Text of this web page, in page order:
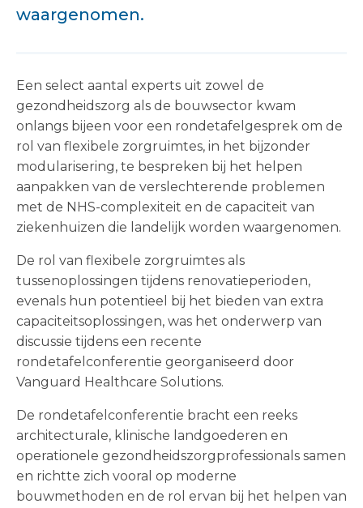
waargenomen.
Een select aantal experts uit zowel de
gezondheidszorg als de bouwsector kwam
onlangs bijeen voor een rondetafelgesprek om de
rol van flexibele zorgruimtes, in het bijzonder
modularisering, te bespreken bij het helpen
aanpakken van de verslechterende problemen
met de NHS-complexiteit en de capaciteit van
ziekenhuizen die landelijk worden waargenomen.
De rol van flexibele zorgruimtes als
tussenoplossingen tijdens renovatieperioden,
evenals hun potentieel bij het bieden van extra
capaciteitsoplossingen, was het onderwerp van
discussie tijdens een recente
rondetafelconferentie georganiseerd door
Vanguard Healthcare Solutions.
De rondetafelconferentie bracht een reeks
architecturale, klinische landgoederen en
operationele gezondheidszorgprofessionals samen
en richtte zich vooral op moderne
bouwmethoden en de rol ervan bij het helpen van